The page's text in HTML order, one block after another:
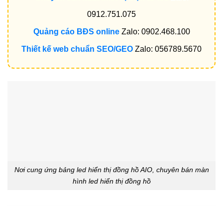
0912.751.075
Quảng cáo BĐS onlineZalo: 0902.468.100
Thiết kế web chuẩn SEO/GEO Zalo: 056789.5670
Nơi cung ứng bảng led hiển thị đồng hồ AIO, chuyên bán màn
hình led hiển thị đồng hồ